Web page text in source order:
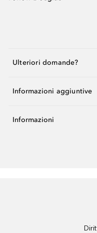
Ulteriori domande?
Informazioni aggiuntive
Informazioni